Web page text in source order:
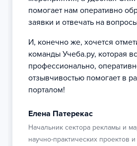
помогает нам оперативно
заявки и отвечать на
И, конечно же, хочется
команды Учеба.ру, которая
профессионально,
отзывчивостью помогает в
порталом!
Елена Патерекас
Начальник сектора рекламы и
научно-практических проектов